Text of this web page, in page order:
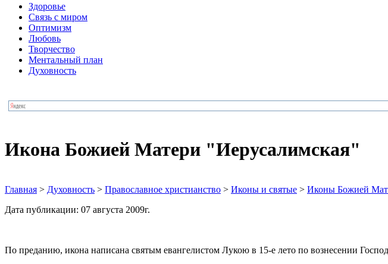
Здоровье
Связь с миром
Оптимизм
Любовь
Творчество
Ментальный план
Духовность
Икона Божией Матери "Иерусалимская"
Главная > Духовность > Православное христианство > Иконы и святые > Иконы Божией
Дата публикации: 07 августа 2009г.
По преданию, икона написана святым евангелистом Лукою в 15-е лето по вознесении